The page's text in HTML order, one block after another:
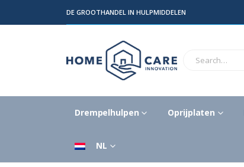
DE GROOTHANDEL IN HULPMIDDELEN
Drempelhulpen Oprijplaten
NL